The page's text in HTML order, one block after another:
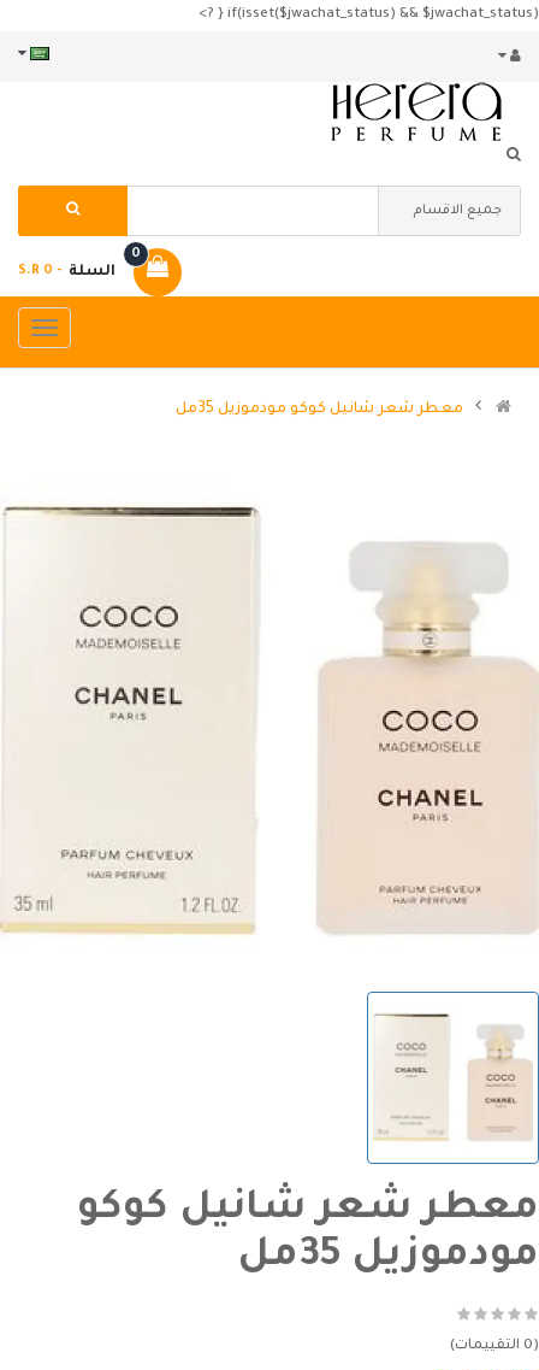
if(isset($jwachat_status) && $jwachat_status) { ?>
السلة
0
- S.R 0
معطر شعر شانيل كوكو مودموزيل 35مل
معطر شعر شانيل كوكو
مودموزيل 35مل
(0 التقييمات)